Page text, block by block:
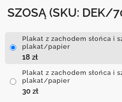
SZOSĄ (SKU: DEK/
Plakat z zachodem słońca i
plakat/papier
18 zł
Plakat z zachodem słońca i
plakat/papier
30 zł